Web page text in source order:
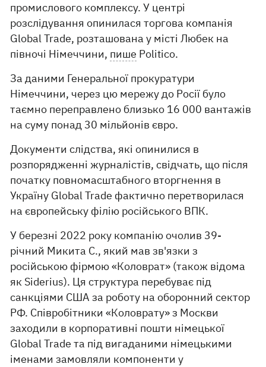
промислового комплексу. У центрі
розслідування опинилася торгова компанія
Global Trade, розташована у місті Любек на
півночі Німеччини, пише Politico.
За даними Генеральної прокуратури
Німеччини, через цю мережу до Росії було
таємно переправлено близько 16 000 вантажів
на суму понад 30 мільйонів євро.
Документи слідства, які опинилися в
розпорядженні журналістів, свідчать, що після
початку повномасштабного вторгнення в
Україну Global Trade фактично перетворилася
на європейську філію російського ВПК.
У березні 2022 року компанію очолив 39-
річний Микита С., який мав зв'язки з
російською фірмою «Коловрат» (також відома
як Siderius). Ця структура перебуває під
санкціями США за роботу на оборонний сектор
РФ. Співробітники «Коловрату» з Москви
заходили в корпоративні пошти німецької
Global Trade та під вигаданими німецькими
іменами замовляли компоненти у